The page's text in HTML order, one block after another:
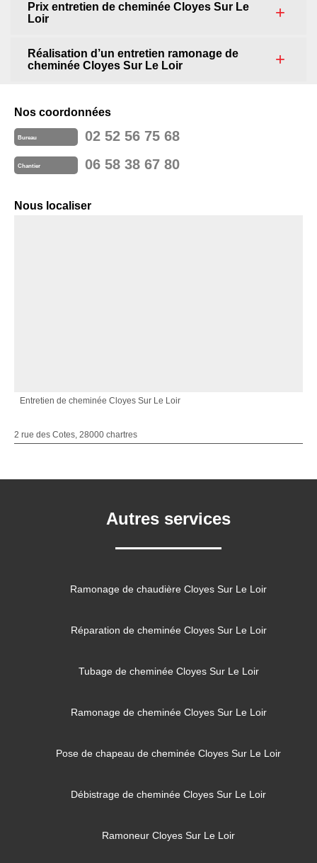
Prix entretien de cheminée Cloyes Sur Le
Loir
Réalisation d’un entretien ramonage de
cheminée Cloyes Sur Le Loir
Nos coordonnées
Bureau 02 52 56 75 68
Chantier 06 58 38 67 80
Nous localiser
Entretien de cheminée Cloyes Sur Le Loir
2 rue des Cotes, 28000 chartres
Autres services
Ramonage de chaudière Cloyes Sur Le Loir
Réparation de cheminée Cloyes Sur Le Loir
Tubage de cheminée Cloyes Sur Le Loir
Ramonage de cheminée Cloyes Sur Le Loir
Pose de chapeau de cheminée Cloyes Sur Le Loir
Débistrage de cheminée Cloyes Sur Le Loir
Ramoneur Cloyes Sur Le Loir